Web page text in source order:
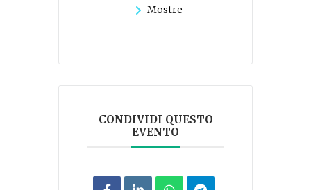
Mostre
CONDIVIDI QUESTO
EVENTO